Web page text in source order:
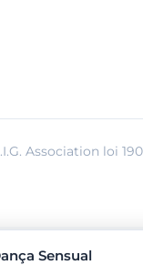
Association loi
Sensual